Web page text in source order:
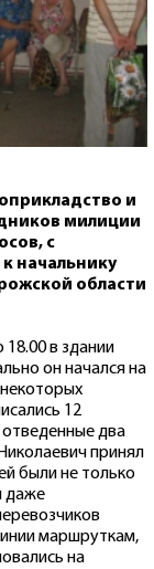
и
милиции
с
начальнику
области
в здании
он начался на
12
два
принял
были не только
даже
маршруткам,
на